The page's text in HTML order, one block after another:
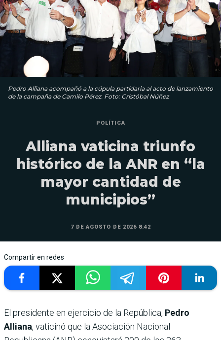
Pedro Alliana acompañó a la cúpula partidaria al acto de lanzamiento
de la campaña de Camilo Pérez. Foto: Cristóbal Núñez
POLÍTICA
Alliana vaticina triunfo
histórico de la ANR en “la
mayor cantidad de
municipios”
7 DE AGOSTO DE 2026 8:42
Compartir en redes
El presidente en ejercicio de la República, Pedro
Alliana, vaticinó que la Asociación Nacional